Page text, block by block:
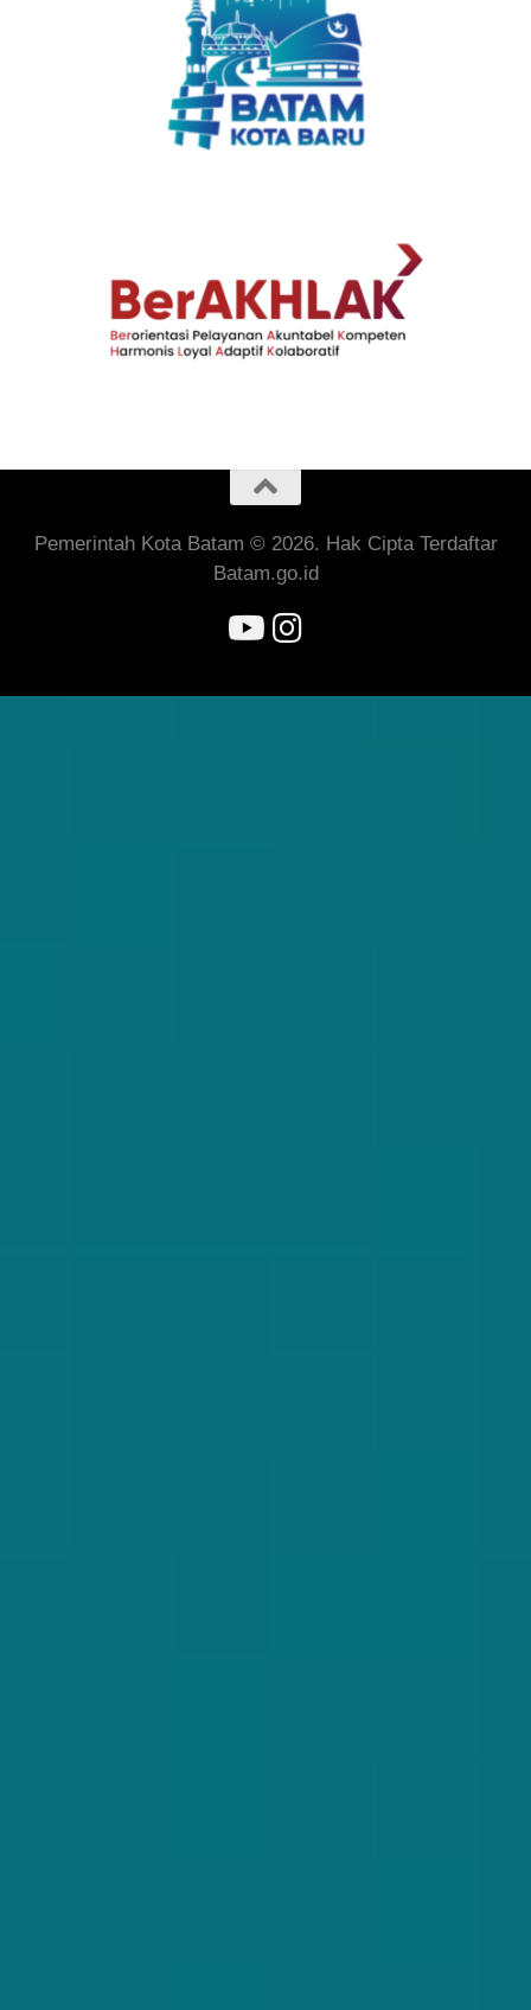
Pemerintah Kota Batam © 2026. Hak Cipta Terdaftar
Batam.go.id